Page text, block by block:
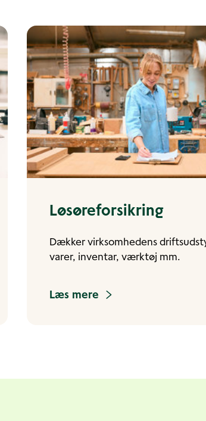
Løsøreforsikring
Dækker virksomhedens
varer, inventar, værktøj mm.
Læs mere